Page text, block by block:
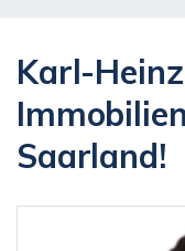
Karl-
Saarland!